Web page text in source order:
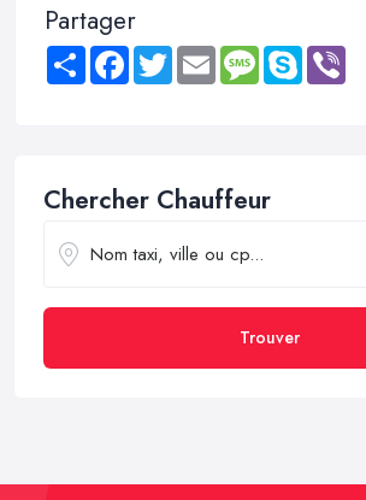
Partager
Share FacebookTwitter Email MessageSkype
Chercher Chauffeur
Trouver